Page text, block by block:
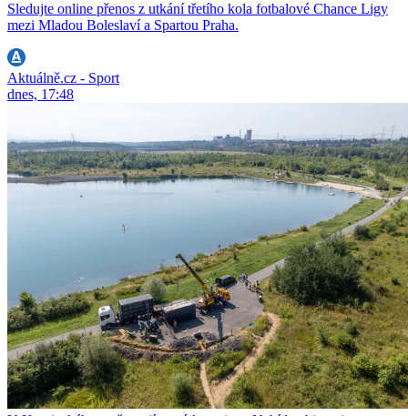
Sledujte online přenos z utkání třetího kola fotbalové Chance Ligy
mezi Mladou Boleslaví a Spartou Praha.
Aktuálně.cz - Sport
dnes, 17:48